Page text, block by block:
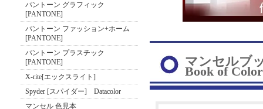
パントーン グラフィック
[PANTONE]
パントーン ファッション+ホーム
[PANTONE]
パントーン プラスチック
[PANTONE]
X-rite[エックスライト]
Spyder [スパイダー] Datacolor
マンセル 色見本
マンセルブ
Book of